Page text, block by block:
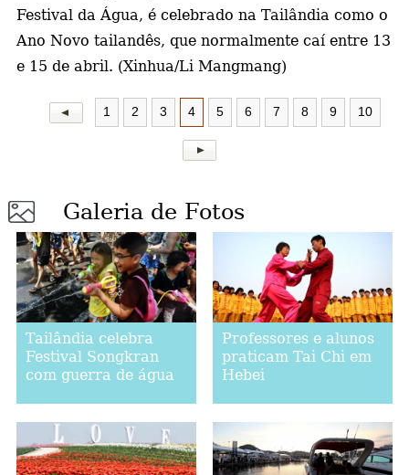
Festival da Água, é celebrado na Tailândia como o
Ano Novo tailandês, que normalmente caí entre 13
e 15 de abril. (Xinhua/Li Mangmang)
1 2 3 4 5 6 7 8 9 10
Galeria de Fotos
Tailândia celebra
Festival Songkran
com guerra de água
Professores e alunos
praticam Tai Chi em
Hebei